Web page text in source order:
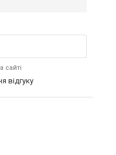
сайті
відгуку